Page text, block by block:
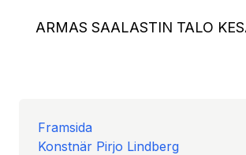
ARMAS SAALASTIN TALO
Framsida
Konstnär Pirjo Lindberg